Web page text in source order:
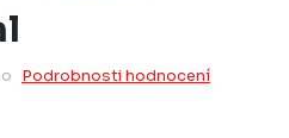
Podrobnosti hodnocení